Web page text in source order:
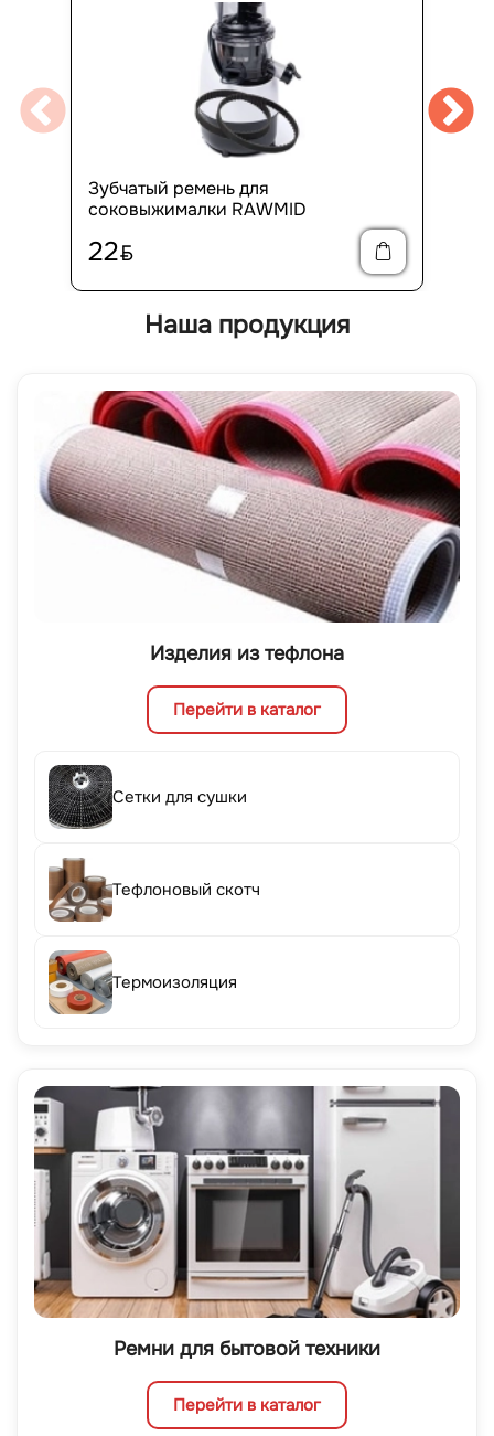
Зубчатый ремень для
соковыжималки RAWMID
22BYN
Наша продукция
Изделия из тефлона
Перейти в каталог
Сетки для сушки
Тефлоновый скотч
Термоизоляция
Ремни для бытовой техники
Перейти в каталог